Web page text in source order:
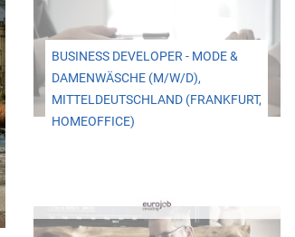
BUSINESS DEVELOPER - MODE &
DAMENWÄSCHE (M/W/D),
MITTELDEUTSCHLAND (FRANKFURT,
HOMEOFFICE)